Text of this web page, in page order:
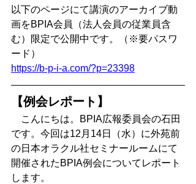
以下のページにて講演のアーカイブ動
画をBPIA会員（法人会員の従業員含
む）限定で公開中です。（※要パスワ
ード）
https://b-p-i-a.com/?p=23398
【例会レポート】
こんにちは。BPIA広報委員会の石田
です。今回は12月14日（水）に外苑前
の日本オラクル社セミナールームにて
開催されたBPIA例会についてレポート
します。